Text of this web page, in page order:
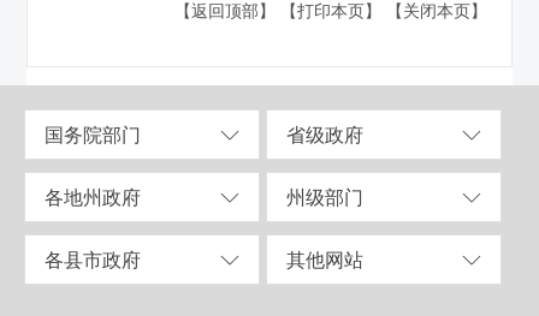
【返回顶部】
【打印本页】 【关闭本页】
国务院部门 省级政府
各地州政府 州级部门
各县市政府 其他网站